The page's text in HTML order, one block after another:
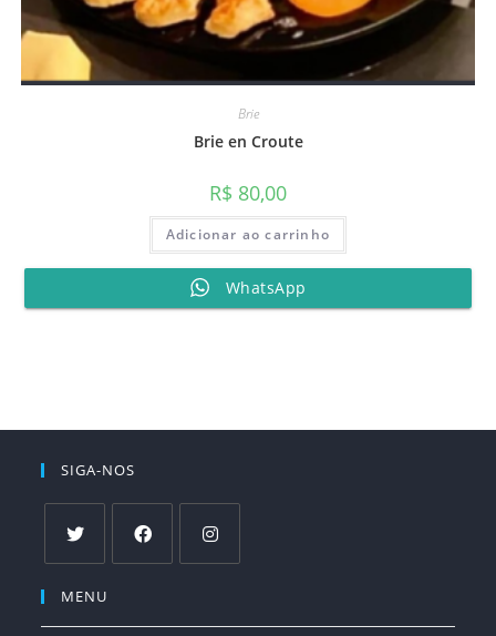
Brie
Brie en Croute
R$ 80,00
Adicionar ao carrinho
WhatsApp
SIGA-NOS
emMENU